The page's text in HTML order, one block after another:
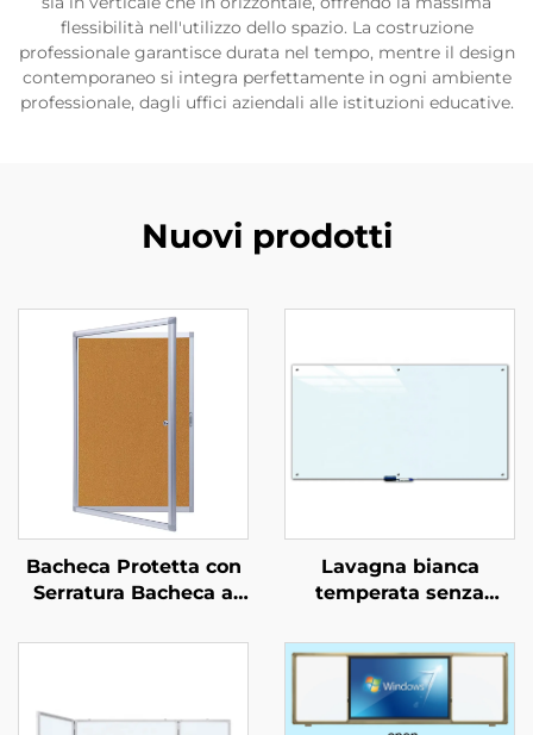
flessibilità nell'utilizzo dello spazio. La costruzione
professionale garantisce durata nel tempo, mentre il design
contemporaneo si integra perfettamente in ogni ambiente
professionale, dagli uffici aziendali alle istituzioni educative.
Nuovi prodotti
Bacheca Protetta con
Serratura Bacheca a
Alluminio
Lavagna bianca
temperata senza
magnetica in vetro
temperato per aula e
ufficio, opzione OEM